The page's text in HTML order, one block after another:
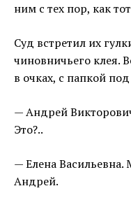
ним с тех пор, как
Суд встретил их
чиновничьего клея.
в очках, с папкой
— Андрей
Это?..
— Елена
Андрей.